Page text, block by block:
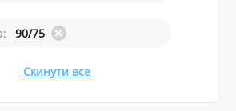
90/75
Скинути все